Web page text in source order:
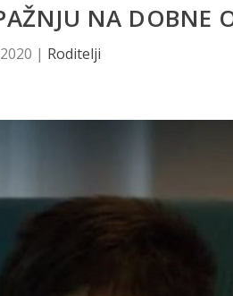
NA DOBNE
| Roditelji